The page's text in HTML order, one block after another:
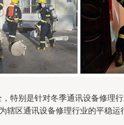
特别是针对冬季通讯设备修理
辖区通讯设备修理行业的平稳运